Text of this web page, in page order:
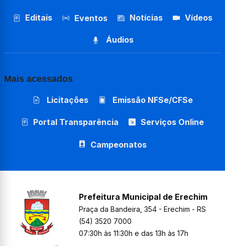
Editais Eventos Notícias Vídeos
Áudios
Mais acessados
Licitações Emissão NFSe/CFSe
Portal Transparência Serviços Online
Campeonatos
Prefeitura Municipal de Erechim
Praça da Bandeira, 354 - Erechim - RS
(54) 3520 7000
07:30h às 11:30h e das 13h às 17h